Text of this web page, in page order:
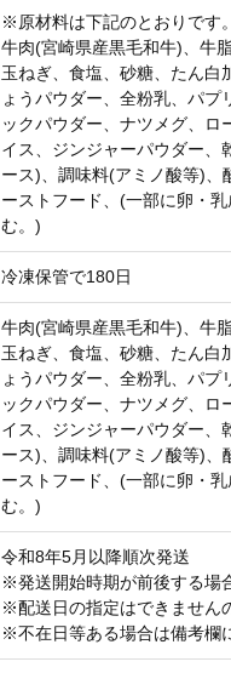
※原材料は下記のとおりです。
牛肉(宮崎県産黒毛和牛)、牛
玉ねぎ、食塩、砂糖、たん白
ょうパウダー、全粉乳、パプ
ックパウダー、ナツメグ、ロ
イス、ジンジャーパウダー、
ース)、調味料(アミノ酸等)、
ーストフード、(一部に卵・
む。)
冷凍保管で180日
牛肉(宮崎県産黒毛和牛)、牛
玉ねぎ、食塩、砂糖、たん白
ょうパウダー、全粉乳、パプ
ックパウダー、ナツメグ、ロ
イス、ジンジャーパウダー、
ース)、調味料(アミノ酸等)、
ーストフード、(一部に卵・
む。)
令和8年5月以降順次発送
※発送開始時期が前後する場
※配送日の指定はできません
※不在日等ある場合は備考欄